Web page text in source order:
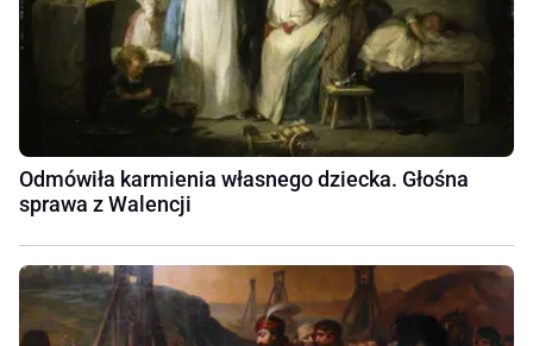
Odmówiła karmienia własnego dziecka. Głośna
sprawa z Walencji